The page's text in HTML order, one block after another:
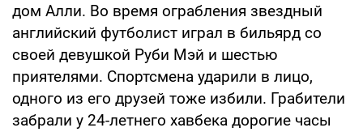
дом Алли. Во время ограбления звездный
английский футболист играл в бильярд со
своей девушкой Руби Мэй и шестью
приятелями. Спортсмена ударили в лицо,
одного из его друзей тоже избили. Грабители
забрали у 24-летнего хавбека дорогие часы